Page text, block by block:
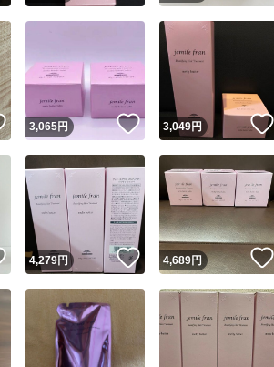
いいね！
3,065円 いいね！
3,049円
いいね！
4,279円 いいね！
4,689円